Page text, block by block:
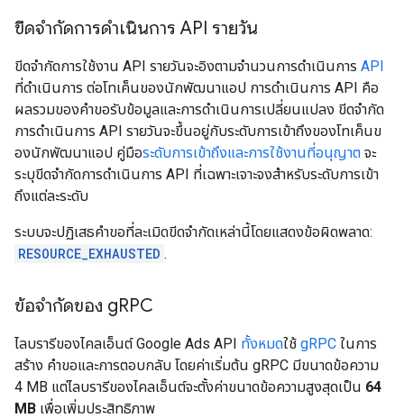
ขีดจำกัดการดำเนินการ API รายวัน
ขีดจำกัดการใช้งาน API รายวันจะอิงตามจำนวนการดำเนินการ API
ที่ดำเนินการ ต่อโทเค็นของนักพัฒนาแอป การดำเนินการ API คือ
ผลรวมของคำขอรับข้อมูลและการดำเนินการเปลี่ยนแปลง ขีดจำกัด
การดำเนินการ API รายวันจะขึ้นอยู่กับระดับการเข้าถึงของโทเค็นข
องนักพัฒนาแอป คู่มือระดับการเข้าถึงและการใช้งานที่อนุญาต จะ
ระบุขีดจำกัดการดำเนินการ API ที่เฉพาะเจาะจงสำหรับระดับการเข้า
ถึงแต่ละระดับ
ระบบจะปฏิเสธคำขอที่ละเมิดขีดจำกัดเหล่านี้โดยแสดงข้อผิดพลาด:
RESOURCE_EXHAUSTED .
ข้อจำกัดของ gRPC
ไลบรารีของไคลเอ็นต์ Google Ads API ทั้งหมดใช้ gRPC ในการ
สร้าง คำขอและการตอบกลับ โดยค่าเริ่มต้น gRPC มีขนาดข้อความ
4 MB แต่ไลบรารีของไคลเอ็นต์จะตั้งค่าขนาดข้อความสูงสุดเป็น 64
MB เพื่อเพิ่มประสิทธิภาพ